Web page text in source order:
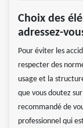
Choix des
adressez-
Pour éviter les
respecter des
usage et la
que vous doutez
recommandé de
professionnel qui